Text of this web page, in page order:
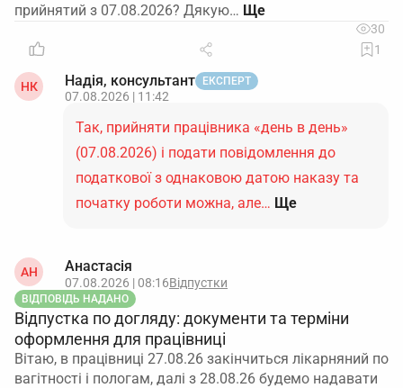
прийнятий з 07.08.2026? Дякую…
30
1
НК Надія, консультант ЕКСПЕРТ
07.08.2026 | 11:42
Так, прийняти працівника «день в день»
(07.08.2026) і подати повідомлення до
податкової з однаковою датою наказу та
початку роботи можна, але… Ще
АН Анастасія
07.08.2026 | 08:16Відпустки
ВІДПОВІДЬ НАДАНО
Відпустка по догляду: документи та терміни
оформлення для працівниці
Вітаю, в працівниці 27.08.26 закінчиться лікарняний по
вагітності і пологам, далі з 28.08.26 будемо надавати